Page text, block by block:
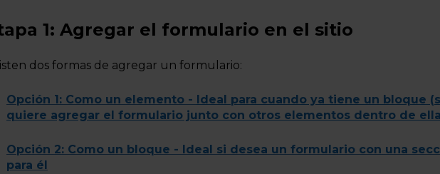
1: Agregar el formulario en el sitio
dos formas de agregar un formulario:
Opción 1: Como un elemento - Ideal para cuando ya tiene un bloque (
quiere agregar el formulario junto con otros elementos dentro de ella
Opción 2: Como un bloque - Ideal si desea un formulario con una
para él